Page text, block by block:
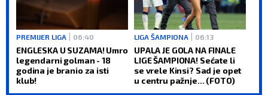
PREMIJER LIGA 06:40
ENGLESKA U SUZAMA! Umro
legendarni golman - 18
godina je branio za isti
klub!
LIGA ŠAMPIONA 06:13
UPALA JE GOLA NA FINALE
LIGE ŠAMPIONA! Sećate li
se vrele Kinsi? Sad je opet
u centru pažnje... (FOTO)